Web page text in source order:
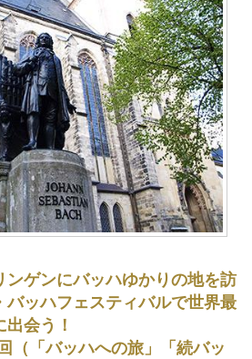
ンゲンにバッハゆかりの地を訪
バッハフェスティバルで世界最
会う！
（「バッハへの旅」「続バッ